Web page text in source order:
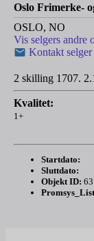
Oslo Frimerke-
OSLO, NO
Vis selgers andre
Kontakt selger
2 skilling 1707.
Kvalitet:
1+
Startdato:
Sluttdato:
Objekt ID: